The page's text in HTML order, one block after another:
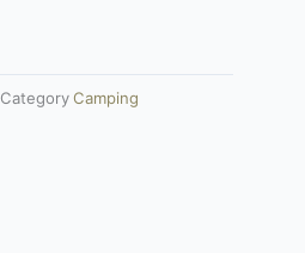
CategoryCamping